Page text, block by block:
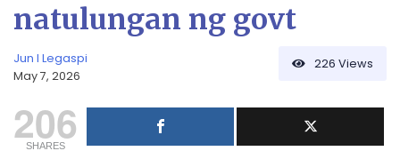
natulungan ng govt
Jun I Legaspi
May 7, 2026
226 Views
206
SHARES